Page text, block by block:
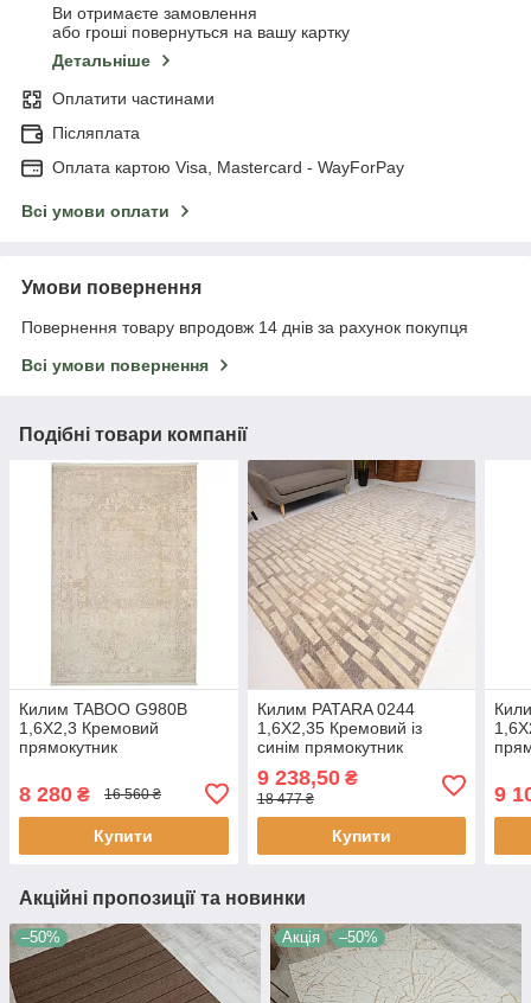
Ви отримаєте замовлення
або гроші повернуться на вашу картку
Детальніше
Оплатити частинами
Післяплата
Оплата картою Visa, Mastercard - WayForPay
Всі умови оплати
Умови повернення
Повернення товару впродовж 14 днів за рахунок покупця
Всі умови повернення
Подібні товари компанії
Килим TABOO G980B
1,6Х2,3 Кремовий
прямокутник
8 280 ₴ 16 560 ₴
Купити
Килим PATARA 0244
1,6Х2,35 Кремовий із
синім прямокутник
9 238,50₴
18 477 ₴
Купити
9
Акційні пропозиції та новинки
–50% Акція –50%